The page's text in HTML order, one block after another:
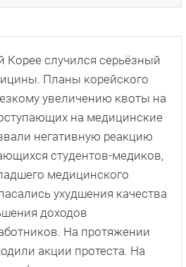
Корее случился серьёзный
Планы корейского
увеличению квоты на
на медицинские
негативную реакцию
студентов-медиков,
медицинского
ухудшения качества
доходов
На протяжении
акции протеста. На